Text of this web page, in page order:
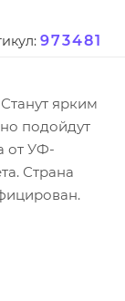
973481
ярким
подойдут
от УФ-
Страна